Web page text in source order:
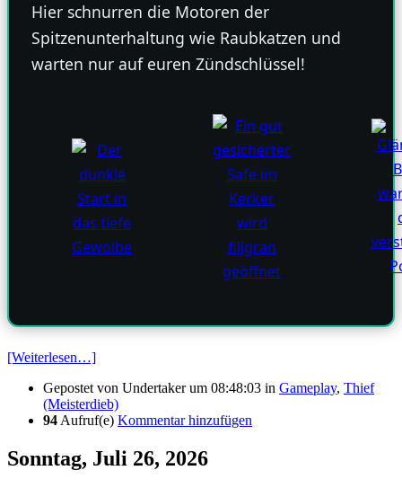
Hier schnurren die Motoren der
Spitzenunterhaltung wie Raubkatzen und
warten nur auf euren Zündschlüssel!
[Weiterlesen…]
Gepostet von Undertakerum 08:48:03 in Gameplay, Thief
(Meisterdieb)
94 Aufruf(e) Kommentar hinzufügen
Sonntag, Juli 26, 2026